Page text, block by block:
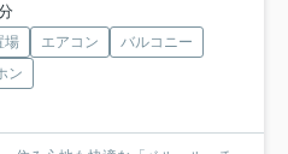
場 エアコン
バルコニー
ン